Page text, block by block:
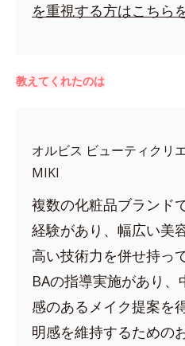
を重視する方はこちら
教えてくれたのは
オルビス ビューティクリ
MIKI
複数の化粧品ブランド
経験があり、幅広い美
高い技術力を併せ持っ
BAの指導実施があり
感のあるメイク提案を
明感を維持するための